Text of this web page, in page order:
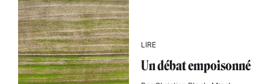
LIRE
Un débat empoisonné